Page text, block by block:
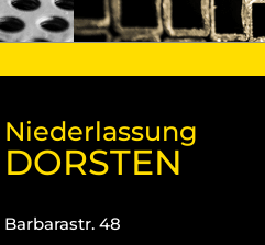
Niederlassung
DORSTEN
Barbarastr. 48